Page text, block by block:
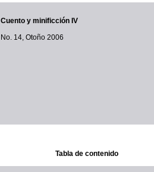
Cuento y minificción IV
No. 14, Otoño 2006
Tabla de contenido